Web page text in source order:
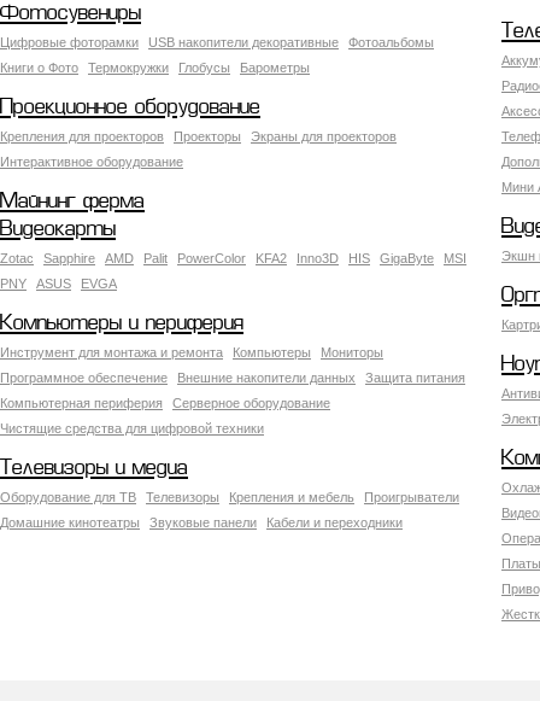
Фотосувениры
Цифровые фоторамки USB накопители декоративные
Фотоальбомы
Книги о Фото
Термокружки Глобусы Барометры
Мини
Проекционное оборудование
Крепления для проекторов Проекторы
Экраны для проекторов
Интерактивное оборудование
Майнинг ферма
Экшн
Видеокарты
Zotac Sapphire AMD Palit PowerColor KFA2 Inno3D HIS GigaByte
MSI
PNY
ASUS EVGA
Компьютеры и периферия
Инструмент для монтажа и ремонта Компьютеры
Мониторы
Программное обеспечение
Внешние накопители данных
Защита питания
Компьютерная периферия
Серверное оборудование
Чистящие средства для цифровой техники
Телевизоры и медиа
Оборудование для ТВ Телевизоры Крепления и мебель
Проигрыватели
Домашние кинотеатры
Звуковые панели Кабели и переходники